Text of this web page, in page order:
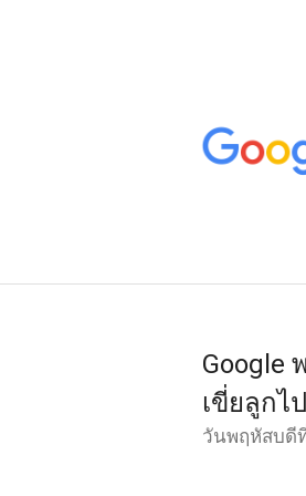
Google
เขี่ยลูกไ
วันพฤหัสบดี